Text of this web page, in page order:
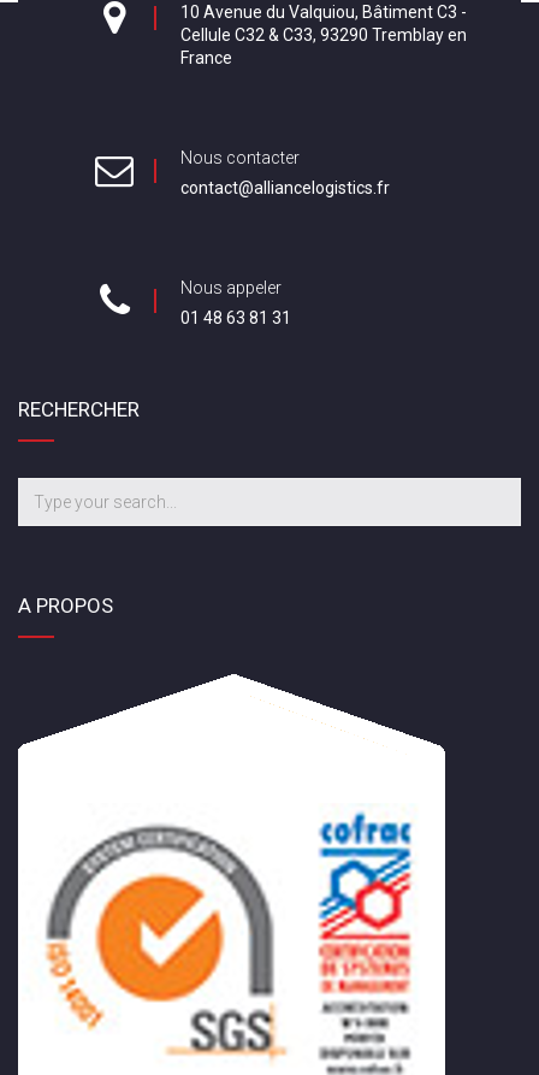
10 Avenue du Valquiou, Bâtiment C3 -
Cellule C32 & C33, 93290 Tremblay en
France
Nous contacter
contact@alliancelogistics.fr
Nous appeler
01 48 63 81 31
RECHERCHER
A PROPOS